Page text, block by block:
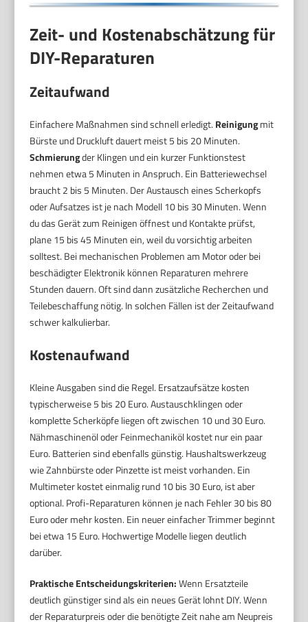
Zeit- und Kostenabschätzung für
DIY-Reparaturen
Zeitaufwand
Einfachere Maßnahmen sind schnell erledigt. Reinigungmit
Bürste und Druckluft dauert meist 5 bis 20 Minuten.
Schmierungder Klingen und ein kurzer Funktionstest
nehmen etwa 5 Minuten in Anspruch. Ein Batteriewechsel
braucht 2 bis 5 Minuten. Der Austausch eines Scherkopfs
oder Aufsatzes ist je nach Modell 10 bis 30 Minuten. Wenn
du das Gerät zum Reinigen öffnest und Kontakte prüfst,
plane 15 bis 45 Minuten ein, weil du vorsichtig arbeiten
solltest. Bei mechanischen Problemen am Motor oder bei
beschädigter Elektronik können Reparaturen mehrere
Stunden dauern. Oft sind dann zusätzliche Recherchen und
Teilebeschaffung nötig. In solchen Fällen ist der Zeitaufwand
schwer kalkulierbar.
Kostenaufwand
Kleine Ausgaben sind die Regel. Ersatzaufsätze kosten
typischerweise 5 bis 20 Euro. Austauschklingen oder
komplette Scherköpfe liegen oft zwischen 10 und 30 Euro.
Nähmaschinenöl oder Feinmechaniköl kostet nur ein paar
Euro. Batterien sind ebenfalls günstig. Haushaltswerkzeug
wie Zahnbürste oder Pinzette ist meist vorhanden. Ein
Multimeter kostet einmalig rund 10 bis 30 Euro, ist aber
optional. Profi-Reparaturen können je nach Fehler 30 bis 80
Euro oder mehr kosten. Ein neuer einfacher Trimmer beginnt
bei etwa 15 Euro. Hochwertige Modelle liegen deutlich
darüber.
Praktische Entscheidungskriterien:Wenn Ersatzteile
deutlich günstiger sind als ein neues Gerät lohnt DIY. Wenn
der Reparaturpreis oder die benötigte Zeit nahe am Neupreis